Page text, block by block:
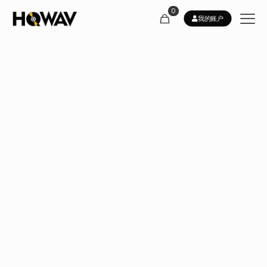
0
我的账户